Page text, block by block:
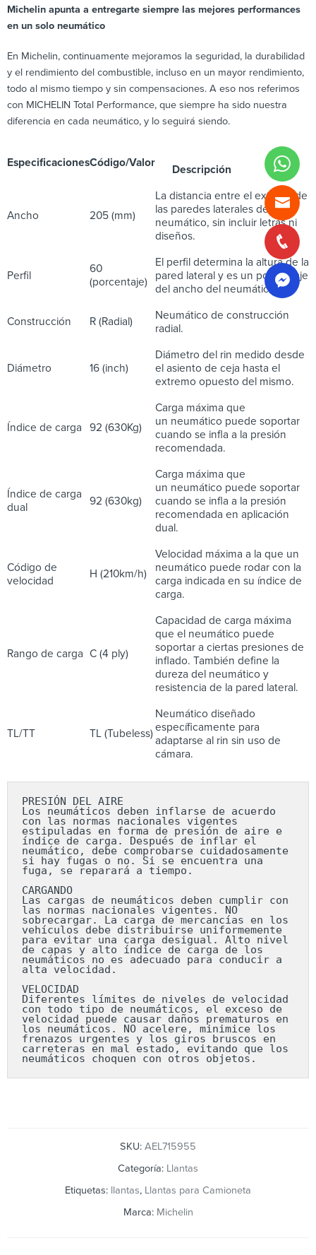
Michelin apunta a entregarte siempre las mejores performances
en un solo neumático
En Michelin, continuamente mejoramos la seguridad, la durabilidad
y el rendimiento del combustible, incluso en un mayor rendimiento,
todo al mismo tiempo y sin compensaciones. A eso nos referimos
con MICHELIN Total Performance, que siempre ha sido nuestra
diferencia en cada neumático, y lo seguirá siendo.
EspecificacionesCódigo/Valor
Descripción
Ancho 205 (mm)
La distancia entre el exterior de
las paredes laterales de un
neumático, sin incluir letras ni
diseños.
Perfil
60
(porcentaje)
El perfil determina la altura de la
pared lateral y es un porcentaje
del ancho del neumático.
Construcción R (Radial)
Neumático de construcción
radial.
Diámetro 16 (inch)
Diámetro del rin medido desde
el asiento de ceja hasta el
extremo opuesto del mismo.
Índice de carga 92 (630Kg)
Carga máxima que
un neumático puede soportar
cuando se infla a la presión
recomendada.
Índice de carga
dual
92 (630kg)
Carga máxima que
un neumático puede soportar
cuando se infla a la presión
recomendada en aplicación
dual.
Código de
velocidad
H (210km/h)
Velocidad máxima a la que un
neumático puede rodar con la
carga indicada en su índice de
carga.
Rango de carga C (4 ply)
Capacidad de carga máxima
que el neumático puede
soportar a ciertas presiones de
inflado. También define la
dureza del neumático y
resistencia de la pared lateral.
TL/TT TL (Tubeless)
Neumático diseñado
específicamente para
adaptarse al rin sin uso de
cámara.
PRESIÓN DEL AIRE
Los neumáticos deben inflarse de acuerdo
con las normas nacionales vigentes
estipuladas en forma de presión de aire e
índice de carga. Después de inflar el
neumático, debe comprobarse cuidadosamente
si hay fugas o no. Si se encuentra una
fuga, se reparará a tiempo.
CARGANDO
Las cargas de neumáticos deben cumplir con
las normas nacionales vigentes. NO
sobrecargar. La carga de mercancías en los
vehículos debe distribuirse uniformemente
para evitar una carga desigual. Alto nivel
de capas y alto índice de carga de los
neumáticos no es adecuado para conducir a
alta velocidad.
VELOCIDAD
Diferentes límites de niveles de velocidad
con todo tipo de neumáticos, el exceso de
velocidad puede causar daños prematuros en
los neumáticos. NO acelere, minimice los
frenazos urgentes y los giros bruscos en
carreteras en mal estado, evitando que los
neumáticos choquen con otros objetos.
SKU: AEL715955
Categoría: Llantas
Etiquetas: llantas, Llantas para Camioneta
Marca: Michelin